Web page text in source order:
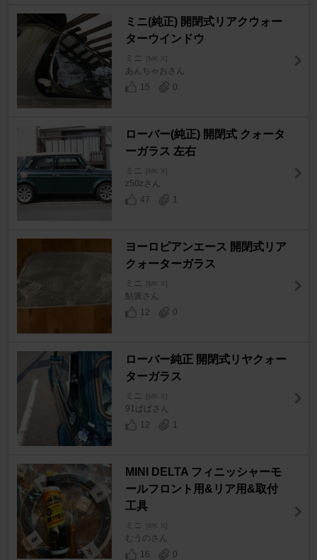
ミニ(純正) 開閉式リアクウォー
ターウインドウ
ミニ [MK X]
あんちゃおさん
15
0
ローバー(純正) 開閉式 クォータ
ーガラス 左右
ミニ [MK X]
z50zさん
47
1
ヨーロピアンエース 開閉式リア
クォーターガラス
ミニ [MK X]
鮎派さん
12
0
ローバー純正 開閉式リヤクォー
ターガラス
ミニ [MK X]
91ぱぱさん
12
1
MINI DELTA フィニッシャーモ
ールフロント用&リア用&取付
工具
ミニ [MK X]
むうのさん
16
0